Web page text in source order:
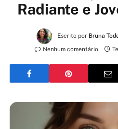
Radiante e
Escrito por Bruna
Nenhum comentário